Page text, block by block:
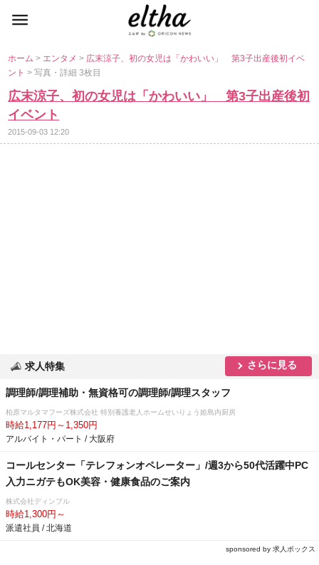
ホーム> エンタメ> 広末涼子、初の女児は「かわいい」 第3子出産後初イベ
ント> 写真・詳細 3枚目
広末涼子、初の女児は「かわいい」 第3子出産後初
イベント
2015-09-03 12:20
求人特集 さらに見る
調理師/調理補助・無資格可の調理師/調理スタッフ
柏原マルタマフーズ株式会社 特別養護老人ホームせいりょう姫島内厨房
時給1,177円～1,350円
アルバイト・パート / 大阪府
コールセンター「テレフォンオペレーター」/週3から50代活躍中PC
入力ニガテもOK美容・健康食品のご案内
株式会社ディンプル
時給1,300円～
派遣社員 / 北海道
sponsored by 求人ボックス